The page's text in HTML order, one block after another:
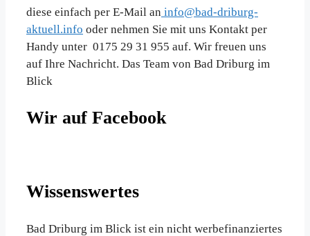
diese einfach per E-Mail an info@bad-driburg-
aktuell.info oder nehmen Sie mit uns Kontakt per
Handy unter 0175 29 31 955 auf. Wir freuen uns
auf Ihre Nachricht. Das Team von Bad Driburg im
Blick
Wir auf Facebook
Wissenswertes
Bad Driburg im Blick ist ein nicht werbefinanziertes